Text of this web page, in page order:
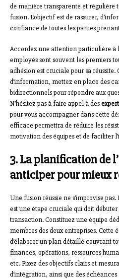
de manière transparente et régulière
fusion. L’objectif est de rassurer,
confiance de toutes les parties
Accordez une attention particulière à
employés sont souvent les premiers
adhésion est cruciale pour sa réussite.
d’information, mettez en place des
bidirectionnels pour répondre aux
N’hésitez pas à faire appel à des
pour vous accompagner dans cette
efficace permettra de réduire les
motivation des équipes et de faciliter
3. La planification de
anticiper pour mieux
Une fusion réussie ne s’improvise pas.
est une étape cruciale qui doit
transaction. Constituez une équipe
membres des deux entreprises. Cette
d’élaborer un plan détaillé couvrant
finances, opérations, ressources
etc. Fixez des objectifs clairs et
d’intégration, ainsi que des échéances